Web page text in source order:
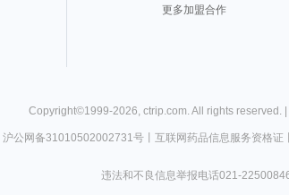
更多加盟合作
Copyright©1999-2026 ctrip.com . All rights reserved. |
沪公网备31010502002731号丨 互联网药品信息服务资格证
违法和不良信息举报电话021-